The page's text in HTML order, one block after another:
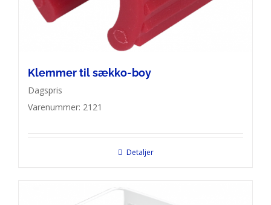
Klemmer til sækko-boy
Dagspris
Varenummer: 2121
Detaljer